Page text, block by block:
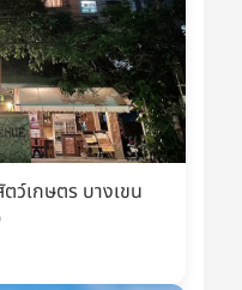
ว์เกษตร บางเขน